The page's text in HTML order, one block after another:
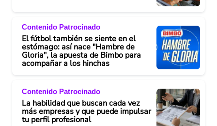
Contenido Patrocinado
El fútbol también se siente en el
estómago: así nace "Hambre de
Gloria", la apuesta de Bimbo para
acompañar a los hinchas
Contenido Patrocinado
La habilidad que buscan cada vez
más empresas y que puede impulsar
tu perfil profesional